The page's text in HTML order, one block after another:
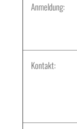
Anmeldung:
Kontakt: